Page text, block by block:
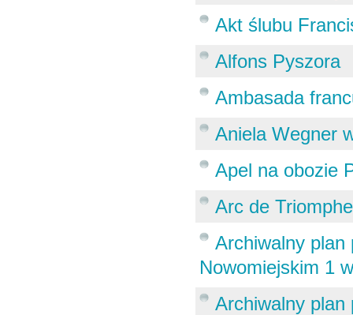
Akt ślubu
Alfons Pyszora
Ambasada
Aniela Wegner
Apel na obozie
Arc de
Archiwalny plan
Nowomiejskim 1
Archiwalny plan